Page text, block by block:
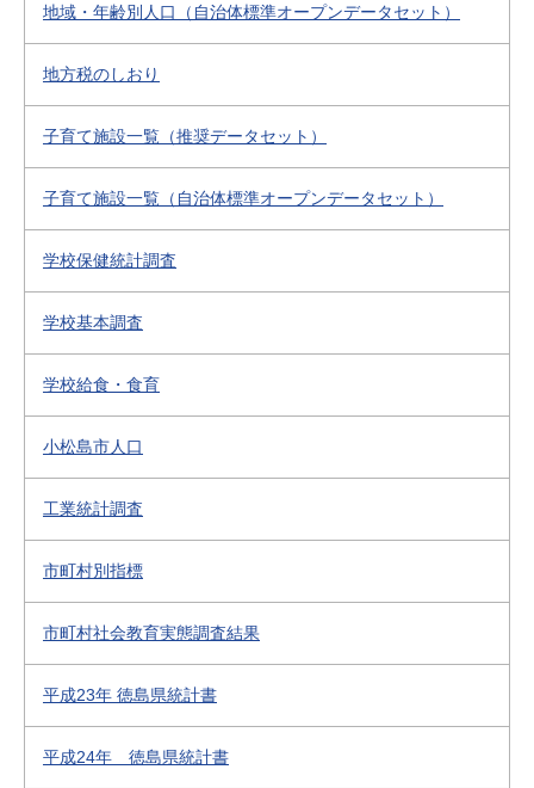
地域・年齢別人口（自治体標準オープンデータセット）
地方税のしおり
子育て施設一覧（推奨データセット）
子育て施設一覧（自治体標準オープンデータセット）
学校保健統計調査
学校基本調査
学校給食・食育
小松島市人口
工業統計調査
市町村別指標
市町村社会教育実態調査結果
平成23年 徳島県統計書
平成24年 徳島県統計書